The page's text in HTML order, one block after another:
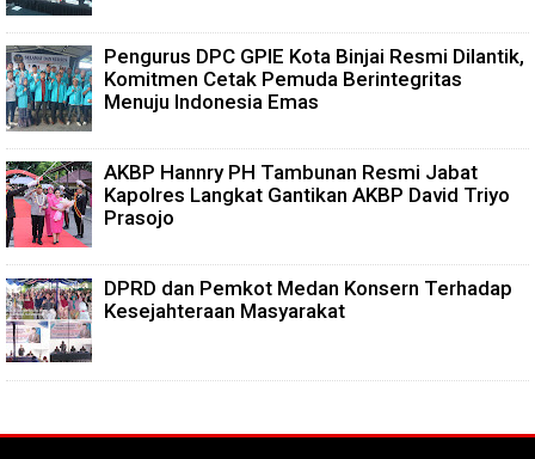
Pengurus DPC GPIE Kota Binjai Resmi Dilantik,
Komitmen Cetak Pemuda Berintegritas
Menuju Indonesia Emas
AKBP Hannry PH Tambunan Resmi Jabat
Kapolres Langkat Gantikan AKBP David Triyo
Prasojo
DPRD dan Pemkot Medan Konsern Terhadap
Kesejahteraan Masyarakat